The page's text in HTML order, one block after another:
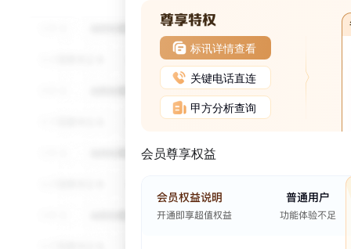
标讯详情查看
关键电话直连
甲方分析查询
会员尊享权益